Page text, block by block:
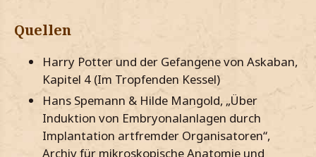
Quellen
Harry Potter und der Gefangene von Askaban,
Kapitel 4 (Im Tropfenden Kessel)
Hans Spemann & Hilde Mangold, „Über
Induktion von Embryonalanlagen durch
Implantation artfremder Organisatoren“,
Archiv für mikroskopische Anatomie und